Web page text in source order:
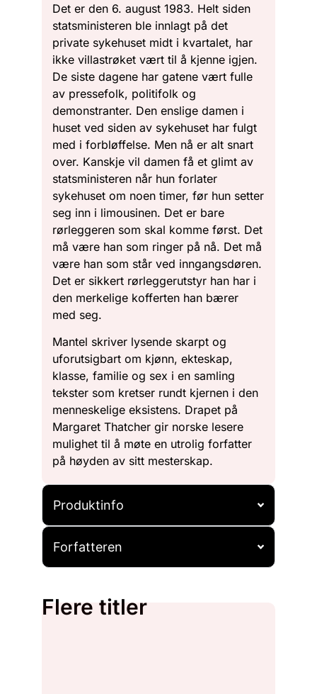
Det er den 6. august 1983. Helt siden
statsministeren ble innlagt på det
private sykehuset midt i kvartalet, har
ikke villastrøket vært til å kjenne igjen.
De siste dagene har gatene vært fulle
av pressefolk, politifolk og
demonstranter. Den enslige damen i
huset ved siden av sykehuset har fulgt
med i forbløffelse. Men nå er alt snart
over. Kanskje vil damen få et glimt av
statsministeren når hun forlater
sykehuset om noen timer, før hun setter
seg inn i limousinen. Det er bare
rørleggeren som skal komme først. Det
må være han som ringer på nå. Det må
være han som står ved inngangsdøren.
Det er sikkert rørleggerutstyr han har i
den merkelige kofferten han bærer
med seg.
Mantel skriver lysende skarpt og
uforutsigbart om kjønn, ekteskap,
klasse, familie og sex i en samling
tekster som kretser rundt kjernen i den
menneskelige eksistens. Drapet på
Margaret Thatcher gir norske lesere
mulighet til å møte en utrolig forfatter
på høyden av sitt mesterskap.
Produktinfo
Forfatteren
Flere titler